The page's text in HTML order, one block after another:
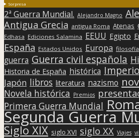
Sorpresa
2ª Guerra Mundial. Alejandro Magno
Antigua Grecia antigua Roma Atenas
Edhasa Ediciones Salamina EEUU Egipto
España Estados Unidos Europa filosofía
guerra Guerra civil española
Historia de España histórica
Japón libros literatura nazismo
Novela histórica Premios
Primera Guerra Mundial
Segunda Guerra
Siglo XIX siglo XVI siglo XX Viajes